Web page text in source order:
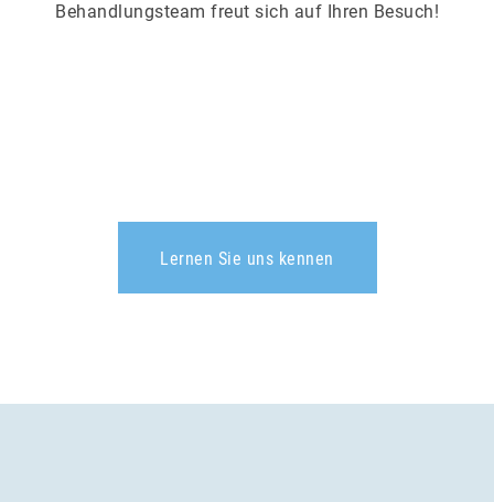
Behandlungsteam freut sich auf Ihren Besuch!
Lernen Sie uns kennen